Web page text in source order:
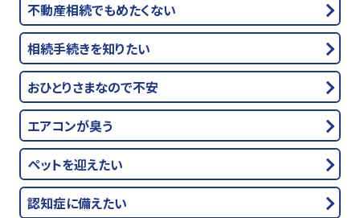
不動産相続でもめたくない
相続手続きを知りたい
おひとりさまなので不安
エアコンが臭う
ペットを迎えたい
認知症に備えたい